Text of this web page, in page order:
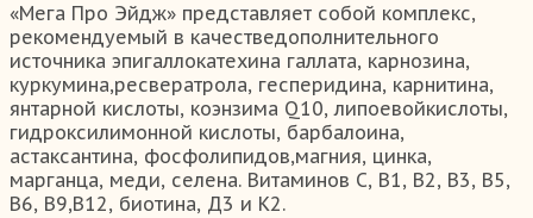
«Мега Про Эйдж» представляет собой комплекс,
рекомендуемый в качестведополнительного
источника эпигаллокатехина галлата, карнозина,
куркумина,ресвератрола, гесперидина, карнитина,
янтарной кислоты, коэнзима Q10, липоевойкислоты,
гидроксилимонной кислоты, барбалоина,
астаксантина, фосфолипидов,магния, цинка,
марганца, меди, селена. Витаминов С, В1, В2, В3, В5,
В6, В9,В12, биотина, Д3 и К2.